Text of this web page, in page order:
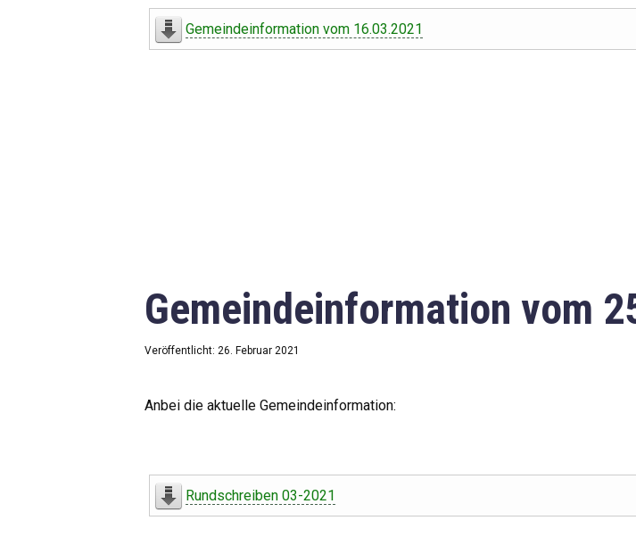
Offener Haushalt
Downloads
Impressum
Gemeindeinformation vom 16.03.2021
Gemeindeinformation vom
Veröffentlicht: 26. Februar 2021
Anbei die aktuelle Gemeindeinformation:
Rundschreiben 03-2021